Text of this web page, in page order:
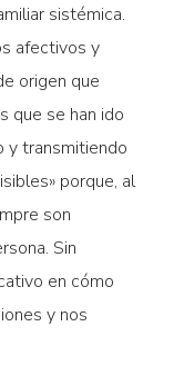
sistémica.
afectivos y
origen que
que se han ido
y transmitiendo
porque, al
son
Sin
en cómo
y nos